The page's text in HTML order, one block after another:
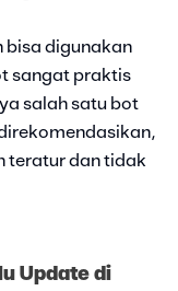
bisa digunakan
sangat praktis
salah satu bot
teratur dan tidak
Update di